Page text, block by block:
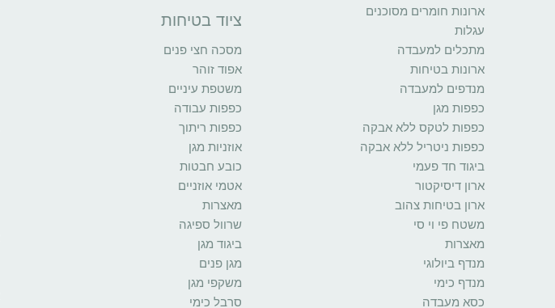
ארונות חומרים מסוכנים
עגלות
מתכלים למעבדה
ארונות בטיחות
מנדפים למעבדה
כפפות מגן
כפפות לטקס ללא אבקה
כפפות ניטריל ללא אבקה
ביגוד חד פעמי
ארון דיסיקטור
ארון בטיחות צהוב
משטח פי וי סי
מאצרות
מנדף ביולוגי
מנדף כימי
כסא מעבדה
ציוד בטיחות
מסכה חצי פנים
אפוד זוהר
משטפת עיניים
כפפות עבודה
כפפות ריתוך
אוזניות מגן
כובע חבטות
אטמי אוזניים
מאצרות
שרוול ספיגה
ביגוד מגן
מגן פנים
משקפי מגן
סרבל כימי